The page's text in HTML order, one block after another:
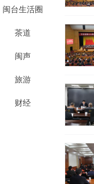
闽台生活圈
茶道
闽声
旅游
财经